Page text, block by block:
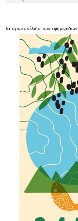
Τα πρωτοσέλιδα των εφημερίδων